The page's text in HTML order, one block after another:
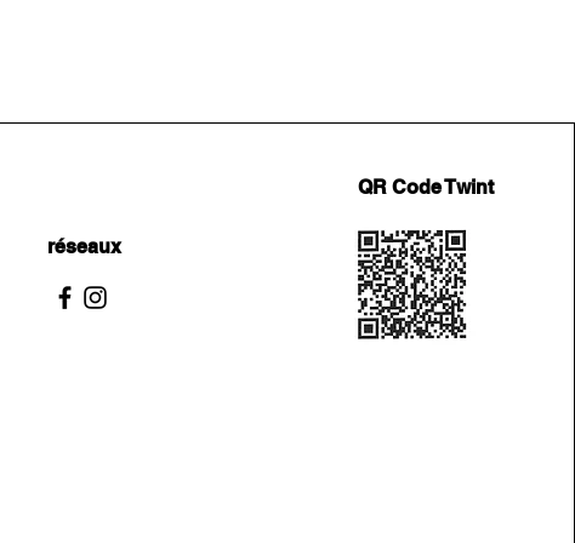
réseaux
QR Code Twint